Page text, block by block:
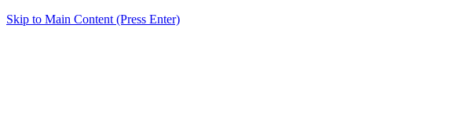
Skip to Main Content (Press Enter)